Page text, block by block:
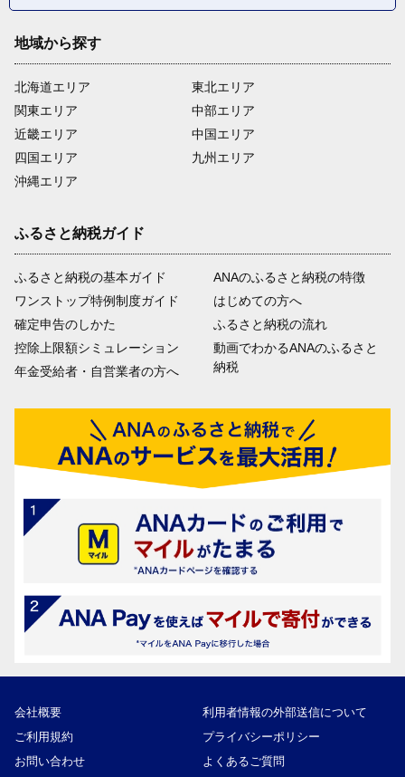
地域から探す
北海道エリア
関東エリア
近畿エリア
四国エリア
沖縄エリア
東北エリア
中部エリア
中国エリア
九州エリア
ふるさと納税ガイド
ふるさと納税の基本ガイド
ワンストップ特例制度ガイド
確定申告のしかた
控除上限額シミュレーション
年金受給者・自営業者の方へ
ANAのふるさと納税の特徴
はじめての方へ
ふるさと納税の流れ
動画でわかるANAのふるさと
納税
会社概要
利用者情報の外部送信について
ご利用規約
プライバシーポリシー
お問い合わせ
よくあるご質問